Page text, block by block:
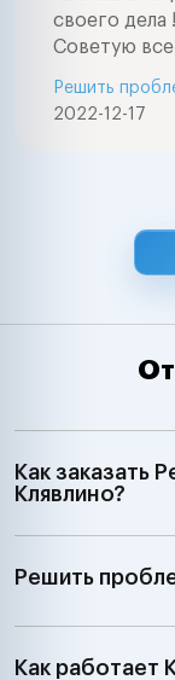
своего
Советую
2022-12-17
Решить
Как заказать
Клявлино?
Решить
Как работает